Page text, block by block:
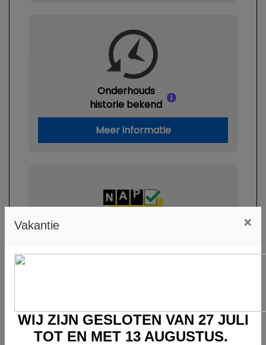
Onderhouds
historie bekend
Meer informatie
Bekijk het rapport
Vakantie ×
WIJ ZIJN GESLOTEN VAN 27 JULI
TOT EN MET 13 AUGUSTUS.